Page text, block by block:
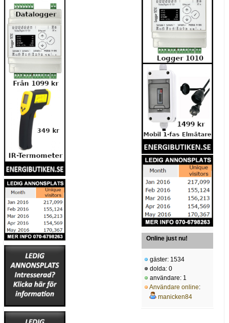
Online just nu!
gäster: 1534
dolda: 0
användare: 1
Användare online:
manicken84